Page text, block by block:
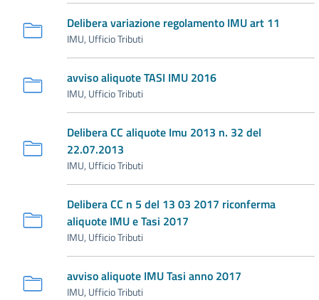
Delibera variazione regolamento IMU art 11
IMU, Ufficio Tributi
avviso aliquote TASI IMU 2016
IMU, Ufficio Tributi
Delibera CC aliquote Imu 2013 n. 32 del
22.07.2013
IMU, Ufficio Tributi
Delibera CC n 5 del 13 03 2017 riconferma
aliquote IMU e Tasi 2017
IMU, Ufficio Tributi
avviso aliquote IMU Tasi anno 2017
IMU, Ufficio Tributi